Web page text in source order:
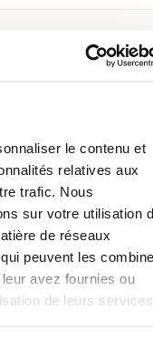
le contenu et
relatives aux
trafic. Nous
sur votre utilisation
de réseaux
peuvent les
avez fournies ou
de leurs
avec
photographiques
. Cela signifie que
contraste,
vue.
coup sans altérer